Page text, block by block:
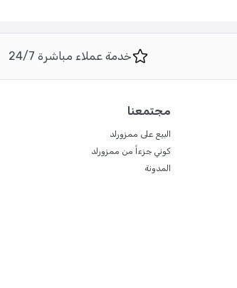
خدمة عملاء مباشرة 24/7
مجتمعنا
البيع على ممزورلد
كوني جزءاً من ممزورلد
المدونة